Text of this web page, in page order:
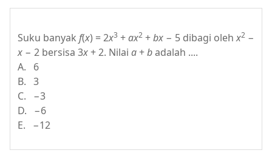
Suku banyak f(x) = 2x3 +ax2 +bx − 5 dibagi olehx2 −
x − 2 bersisa 3x+ 2. Nilai a+badalah ....
A. 6
B. 3
C. −3
D. −6
E. −12